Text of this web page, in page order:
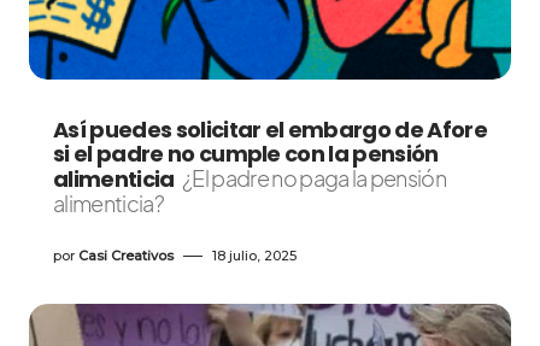
Así puedes solicitar el embargo de Afore
si el padre no cumple con la pensión
alimenticia ¿El padre no paga la pensión
alimenticia?
por Casi Creativos 18 julio, 2025